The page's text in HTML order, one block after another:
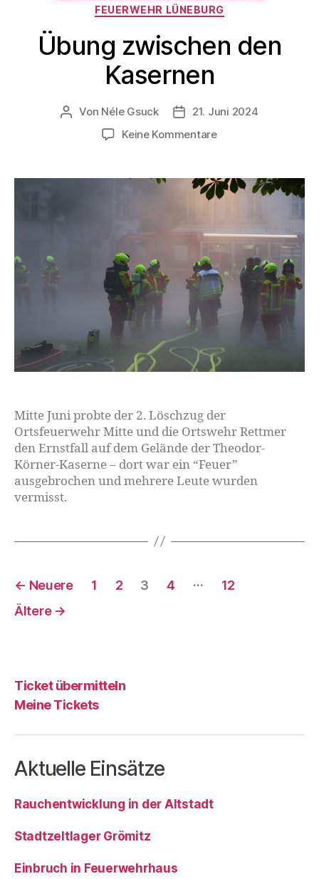
FEUERWEHR LÜNEBURG
Übung zwischen den
Kasernen
Von Néle Gsuck
21. Juni 2024
Keine Kommentare
Mitte Juni probte der 2. Löschzug der
Ortsfeuerwehr Mitte und die Ortswehr Rettmer
den Ernstfall auf dem Gelände der Theodor-
Körner-Kaserne – dort war ein “Feuer”
ausgebrochen und mehrere Leute wurden
vermisst.
← Neuere 1 2 3 4 …
12
Ältere →
Ticket übermitteln
Meine Tickets
Aktuelle Einsätze
Rauchentwicklung in der Altstadt
Stadtzeltlager Grömitz
Einbruch in Feuerwehrhaus